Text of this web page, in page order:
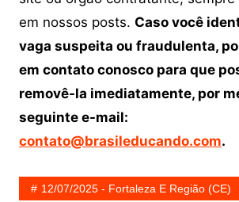
em nossos posts. Caso você
vaga suspeita ou fraudulenta,
em contato conosco para que
removê-la imediatamente, por
seguinte e-mail:
contato@brasileducando.com.
12/07/2025 - Fortaleza E Região (CE)